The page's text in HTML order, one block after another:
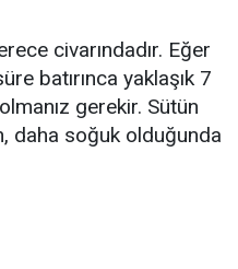
civarındadır. Eğer
batırınca yaklaşık 7
gerekir. Sütün
daha soğuk olduğunda